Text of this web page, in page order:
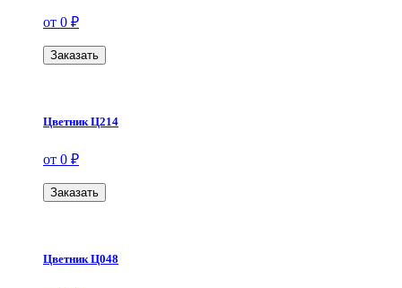
от 0 ₽
Заказать
Цветник Ц214
от 0 ₽
Заказать
Цветник Ц048